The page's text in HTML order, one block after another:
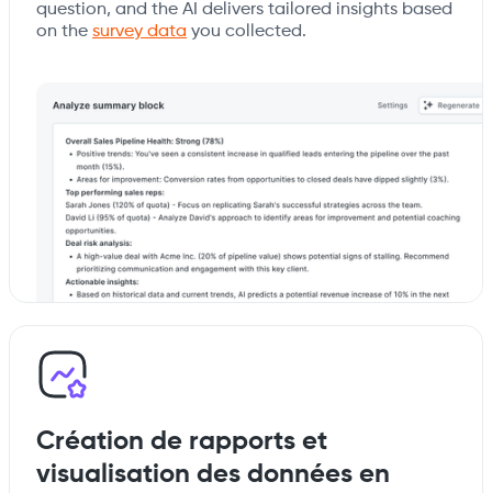
question, and the AI delivers tailored insights based
on the survey data you collected.
Création de rapports et
visualisation des données en